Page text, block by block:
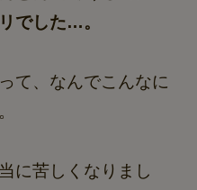
でした…。
て、なんでこんなに
に苦しくなりまし